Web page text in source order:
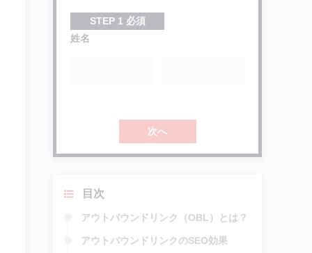
STEP 1 必須
姓名
次へ
目次
アウトバウンドリンク（OBL）とは？
アウトバウンドリンクのSEO効果